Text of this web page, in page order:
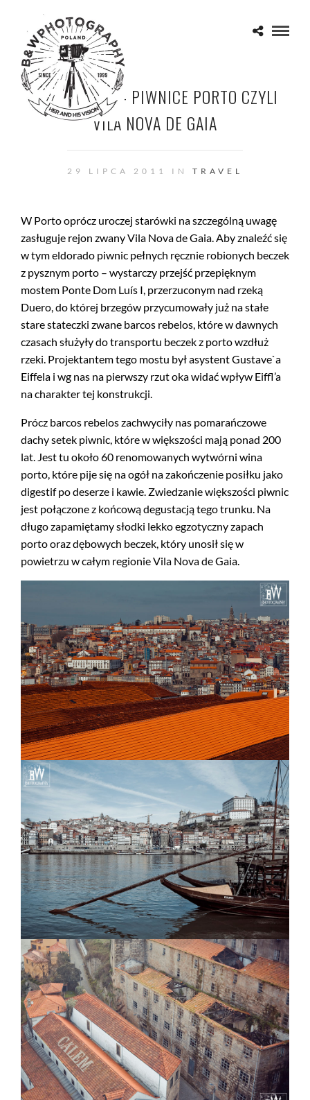
PORTUGALIA – PIWNICE PORTO CZYLI
VILA NOVA DE GAIA
29 LIPCA 2011 IN TRAVEL
W Porto oprócz uroczej starówki na szczególną uwagę
zasługuje rejon zwany Vila Nova de Gaia. Aby znaleźć się
w tym eldorado piwnic pełnych ręcznie robionych beczek
z pysznym porto – wystarczy przejść przepięknym
mostem Ponte Dom Luís I, przerzuconym nad rzeką
Duero, do której brzegów przycumowały już na stałe
stare stateczki zwane barcos rebelos, które w dawnych
czasach służyły do transportu beczek z porto wzdłuż
rzeki. Projektantem tego mostu był asystent Gustave`a
Eiffela i wg nas na pierwszy rzut oka widać wpływ Eiffl’a
na charakter tej konstrukcji.
Prócz barcos rebelos zachwyciły nas pomarańczowe
dachy setek piwnic, które w większości mają ponad 200
lat. Jest tu około 60 renomowanych wytwórni wina
porto, które pije się na ogół na zakończenie posiłku jako
digestif po deserze i kawie. Zwiedzanie większości piwnic
jest połączone z końcową degustacją tego trunku. Na
długo zapamiętamy słodki lekko egzotyczny zapach
porto oraz dębowych beczek, który unosił się w
powietrzu w całym regionie Vila Nova de Gaia.